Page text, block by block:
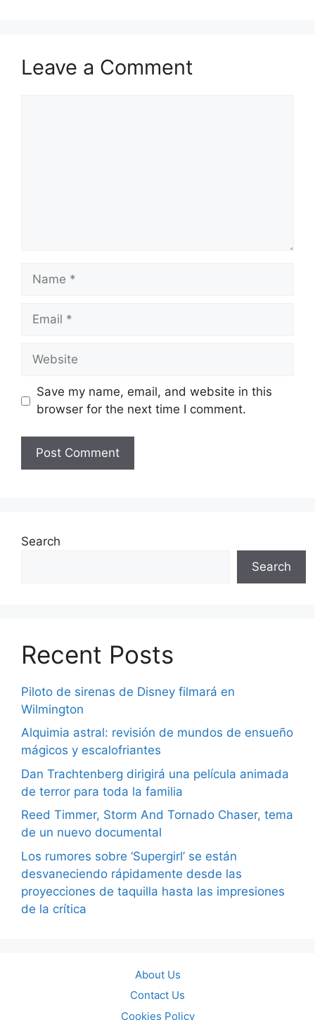
Leave a Comment
Name
Email
Website
Save my name, email, and website in this
browser for the next time I comment.
Search
Search
Recent Posts
Piloto de sirenas de Disney filmará en
Wilmington
Alquimia astral: revisión de mundos de ensueño
mágicos y escalofriantes
Dan Trachtenberg dirigirá una película animada
de terror para toda la familia
Reed Timmer, Storm And Tornado Chaser, tema
de un nuevo documental
Los rumores sobre ‘Supergirl’ se están
desvaneciendo rápidamente desde las
proyecciones de taquilla hasta las impresiones
de la crítica
About Us
Contact Us
Cookies Policy